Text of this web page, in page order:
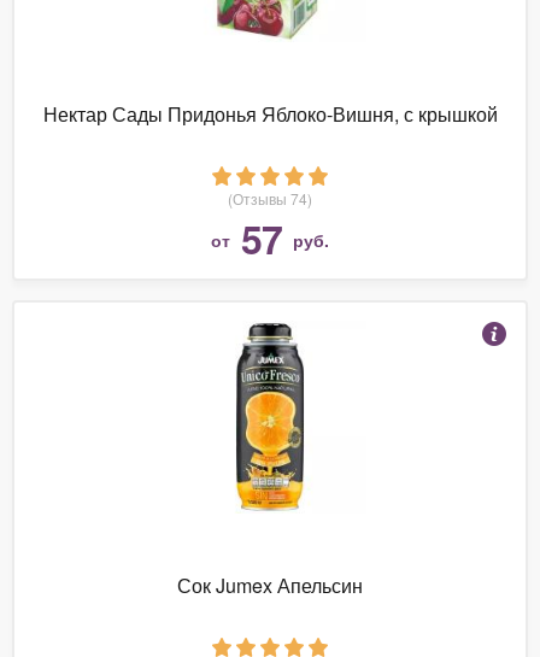
Нектар Сады Придонья Яблоко-Вишня, с крышкой
(Отзывы 74)
от 57 руб.
Сок Jumex Апельсин